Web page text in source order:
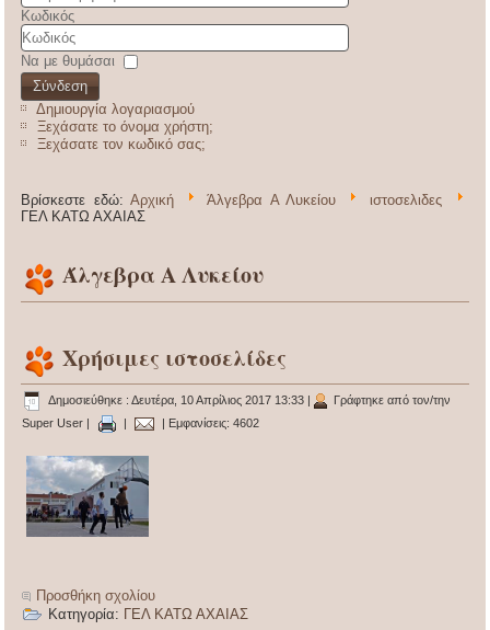
Κωδικός
Να με θυμάσαι
Σύνδεση
Δημιουργία λογαριασμού
Ξεχάσατε το όνομα χρήστη;
Ξεχάσατε τον κωδικό σας;
Βρίσκεστε εδώ: Αρχική Άλγεβρα Α Λυκείου
ιστοσελιδες
ΓΕΛ ΚΑΤΩ ΑΧΑΙΑΣ
Άλγεβρα Α Λυκείου
Χρήσιμες ιστοσελίδες
Δημοσιεύθηκε : Δευτέρα, 10 Απρίλιος 2017 13:33 |
Γράφτηκε από τον/την
Super User | | | Εμφανίσεις: 4602
Προσθήκη σχολίου
Κατηγορία: ΓΕΛ ΚΑΤΩ ΑΧΑΙΑΣ